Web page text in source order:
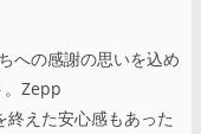
への感謝の思いを込め
。Zepp
えた安心感もあった